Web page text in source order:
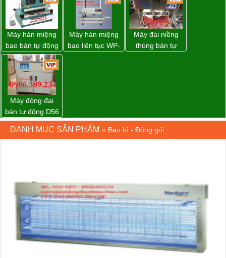
giá rẻ
Máy hàn miệng
bao bán tự động
nhập khẩu
Taiwan
Máy hàn miệng
bao liên tục WP-
Máy đai niềng
thùng bán tự
Máy đóng đai
bán tự động D56
Strapack
DANH MỤC SẢN PHẨM » Bao bì - Đóng gói